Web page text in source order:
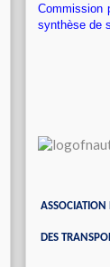
Commission
synthèse de
ASSOCIATION
DES